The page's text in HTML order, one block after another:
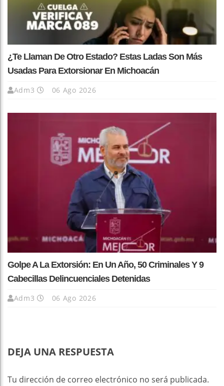
¿Te Llaman De Otro Estado? Estas Ladas Son Más
Usadas Para Extorsionar En Michoacán
Adm3 06 Ago 2026
Golpe A La Extorsión: En Un Año, 50 Criminales Y 9
Cabecillas Delincuenciales Detenidas
Adm3 06 Ago 2026
DEJA UNA RESPUESTA
Tu dirección de correo electrónico no será publicada.